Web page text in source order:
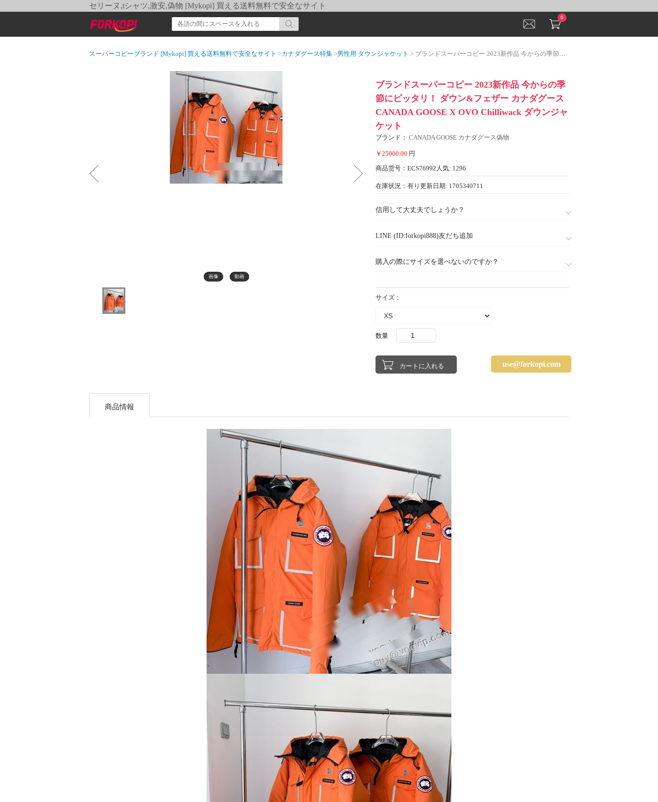
セリーヌ,tシャツ,激安,偽物 [Mykopi] 買える送料無料で安全なサイト
0
スーパーコピーブランド [Mykopi] 買える送料無料で安全なサイト >カナダグース特集 >男性用 ダウンジャケット > ブランドスーパーコピー 2023新作品 今からの季節にピッタリ！ ダウン&フェザー カナダグース CANADA GOOSE X OVO Chilliwack ダウンジャケット
画像 動画
ブランドスーパーコピー 2023新作品 今からの季
節にピッタリ！ ダウン&フェザー カナダグース
CANADA GOOSE X OVO Chilliwack ダウンジャ
ケット
ブランド： CANADA GOOSE カナダグース偽物
￥25000.00 円
商品货号：ECS76992 人気: 1296
在庫状況：有り 更新日期: 1705340711
信用して大丈夫でしょうか？
LINE (ID:forkopi888)友だち追加
購入の際にサイズを選べないのですか？
サイズ：
数量
use@forkopi.com
商品情報